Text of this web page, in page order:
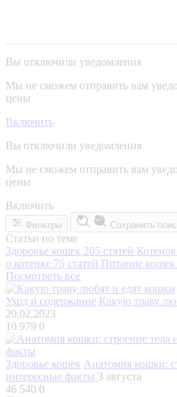
Вы отключили уведомления
Мы не сможем отправить вам
цены
Включить
Вы отключили уведомления
Мы не сможем отправить вам
цены
Включить
Фильтры Сохранить
Статьи по теме
Здоровье кошек 205 статей
о котенке 75 статей Питание кошек
Посмотреть все
Уход и содержание Какую траву
20.02.2023
10 979 0
Здоровье кошек Анатомия кошки:
интересные факты 3 августа
46 540 0